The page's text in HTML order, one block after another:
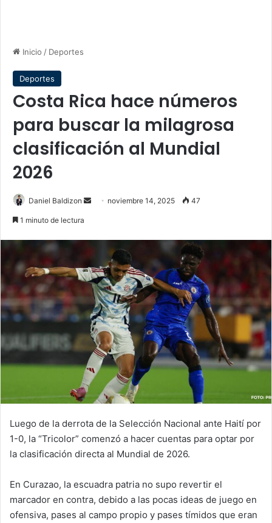
Inicio / Deportes
Deportes
Costa Rica hace números
para buscar la milagrosa
clasificación al Mundial
2026
Daniel Baldizon
Send noviembre 14, 2025 47
1 minuto de lectura
Luego de la derrota de la Selección Nacional ante Haití por
1-0, la “Tricolor” comenzó a hacer cuentas para optar por
la clasificación directa al Mundial de 2026.
En Curazao, la escuadra patria no supo revertir el
marcador en contra, debido a las pocas ideas de juego en
ofensiva, pases al campo propio y pases tímidos que eran